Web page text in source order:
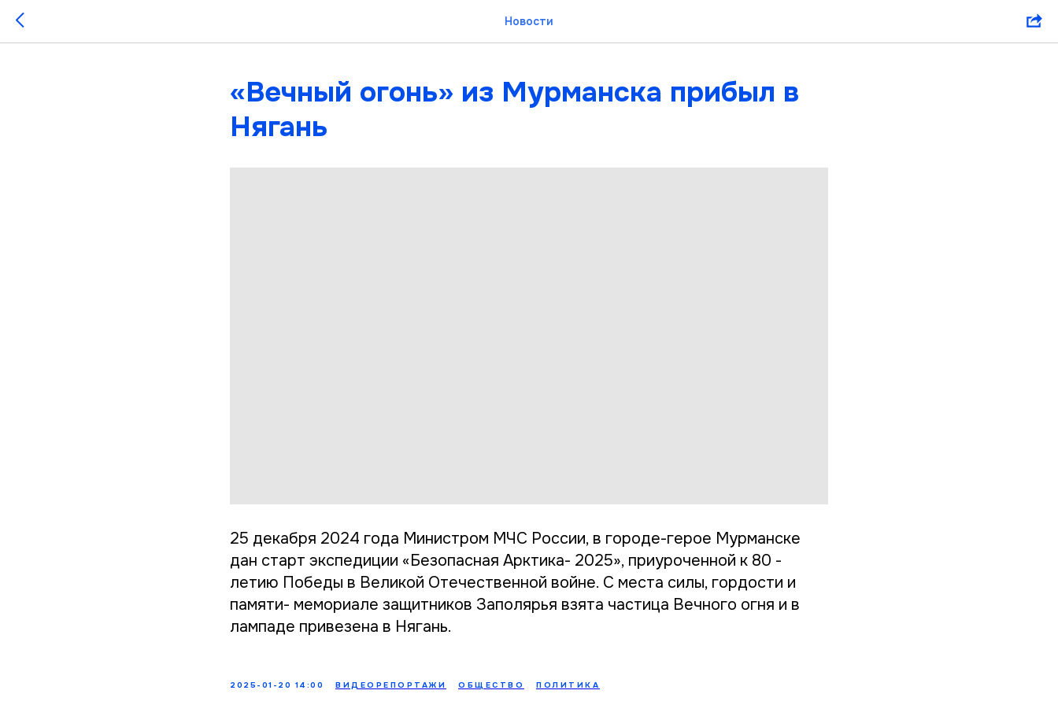
Новости
«Вечный огонь» из Мурманска прибыл в
Нягань
25 декабря 2024 года Министром МЧС России, в городе-герое Мурманске
дан старт экспедиции «Безопасная Арктика- 2025», приуроченной к 80 -
летию Победы в Великой Отечественной войне. С места силы, гордости и
памяти- мемориале защитников Заполярья взята частица Вечного огня и в
лампаде привезена в Нягань.
2025-01-20 14:00 ВИДЕОРЕПОРТАЖИ ОБЩЕСТВО ПОЛИТИКА